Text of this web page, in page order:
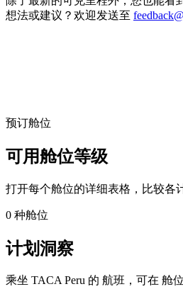
想法或建议？欢迎发送至
预订舱位
可用舱位等级
打开每个舱位的详细表格，比较各
0 种舱位
计划洞察
乘坐 TACA Peru 的 航班，可在 舱